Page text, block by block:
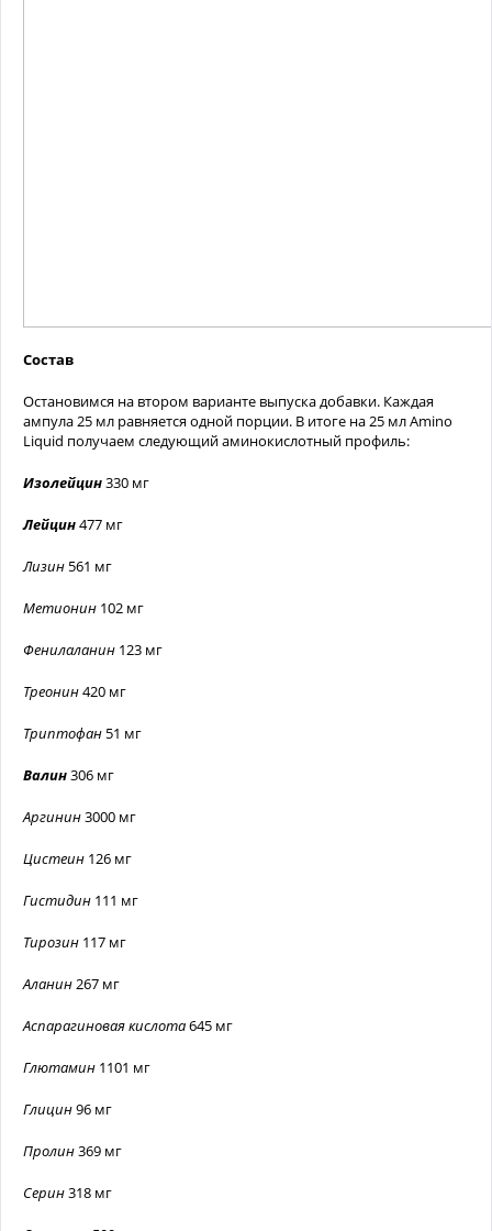
Состав
Остановимся на втором варианте выпуска добавки. Каждая
ампула 25 мл равняется одной порции. В итоге на 25 мл Amino
Liquid получаем следующий аминокислотный профиль:
Изолейцин330 мг
Лейцин477 мг
Лизин 561 мг
Метионин 102 мг
Фенилаланин 123 мг
Треонин420 мг
Триптофан 51 мг
Валин306 мг
Аргинин3000 мг
Цистеин 126 мг
Гистидин 111 мг
Тирозин 117 мг
Аланин 267 мг
Аспарагиновая кислота645 мг
Глютамин 1101 мг
Глицин96 мг
Пролин369 мг
Серин318 мг